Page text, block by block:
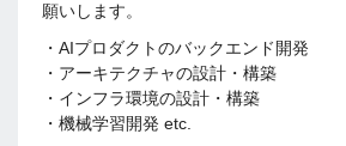
願いします。
・AIプロダクトのバックエンド開発
・アーキテクチャの設計・構築
・インフラ環境の設計・構築
・機械学習開発 etc.